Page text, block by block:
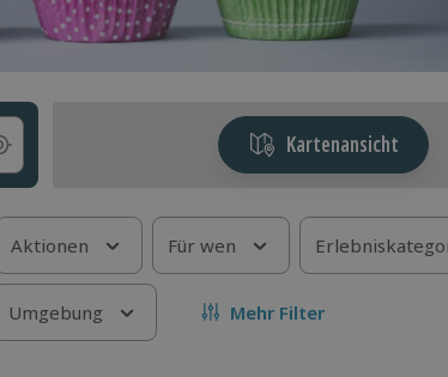
Kartenansicht
Aktionen Für wen
Umgebung Mehr Filter